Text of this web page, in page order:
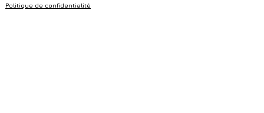
Politique de confidentialité